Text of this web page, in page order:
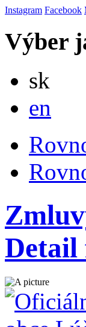
Instagram Facebook
Výber
sk
en
Detail